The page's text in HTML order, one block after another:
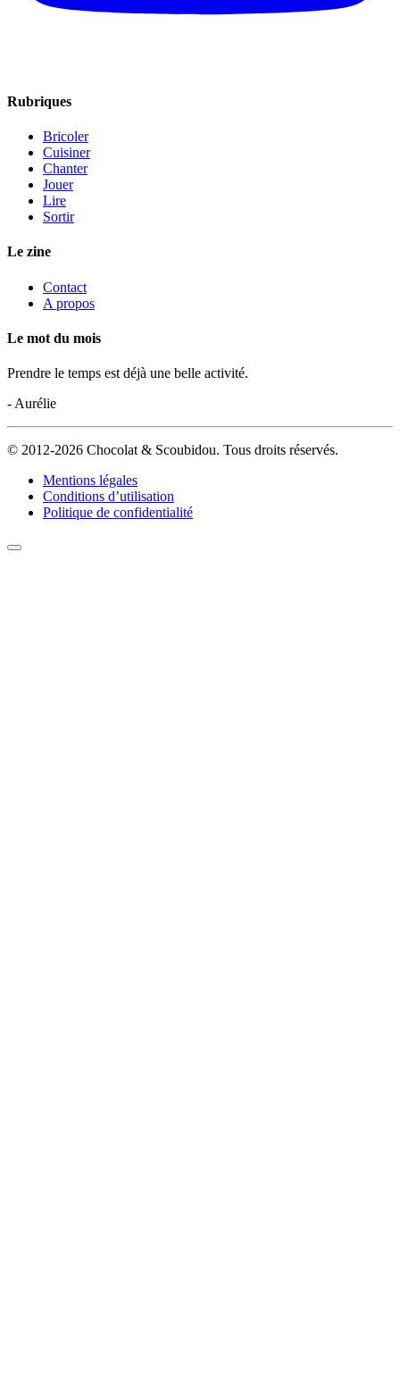
Rubriques
Bricoler
Cuisiner
Chanter
Jouer
Lire
Sortir
Le zine
Contact
A propos
Le mot du mois
Prendre le temps est déjà une belle activité.
- Aurélie
© 2012-2026 Chocolat & Scoubidou. Tous droits réservés.
Mentions légales
Conditions d’utilisation
Politique de confidentialité